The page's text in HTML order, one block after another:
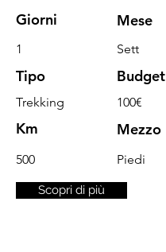
Giorni Mese
1 Sett
Tipo Budget
Trekking
Km
100€
Mezzo
500 Piedi
Scopri di più